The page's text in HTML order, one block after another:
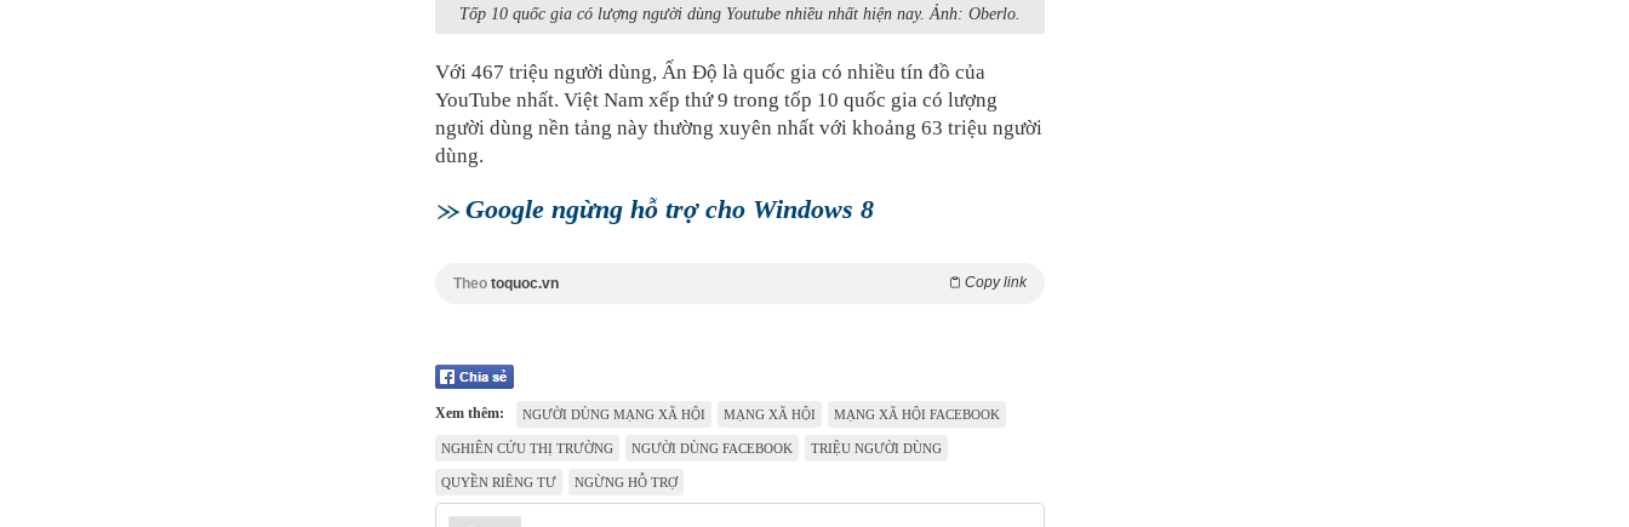
Tốp 10 quốc gia có lượng người dùng Youtube nhiều nhất hiện nay. Ảnh: Oberlo.
Với 467 triệu người dùng, Ấn Độ là quốc gia có nhiều tín đồ của
YouTube nhất. Việt Nam xếp thứ 9 trong tốp 10 quốc gia có lượng
người dùng nền tảng này thường xuyên nhất với khoảng 63 triệu người
dùng.
Google ngừng hỗ trợ cho Windows 8
Theo toquoc.vn Copy link
Xem thêm: NGƯỜI DÙNG MẠNG XÃ HỘI MẠNG XÃ HỘI MẠNG XÃ HỘI FACEBOOK
NGHIÊN CỨU THỊ TRƯỜNG NGƯỜI DÙNG FACEBOOK TRIỆU NGƯỜI DÙNG
QUYỀN RIÊNG TƯ NGỪNG HỖ TRỢ